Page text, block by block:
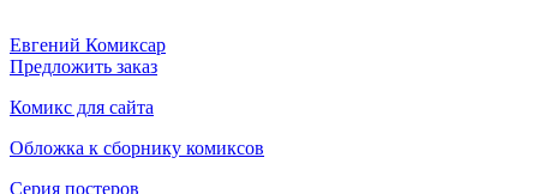
Евгений Комиксар
Предложить заказ
Комикс для сайта
Обложка к сборнику комиксов
Серия постеров